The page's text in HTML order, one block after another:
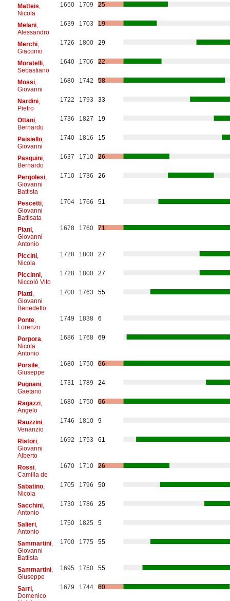
Matteis
Nicola
1650 1709 25
Melani,
Alessandro
1639 1703 19
Merchi,
Giacomo
1726 1800 29
Moratelli,
Sebastiano
1640 1706 22
Mossi,
Giovanni
1680 1742 58
Nardini,
Pietro
1722 1793 33
Ottani,
Bernardo
1736 1827 19
Paisiello,
Giovanni
1740 1816 15
Pasquini,
Bernardo
1637 1710 26
Pergolesi,
Giovanni
Battista
1710 1736 26
Pescetti,
Giovanni
Battisata
1704 1766 51
Piani,
Giovanni
Antonio
1678 1760 71
Piccini,
Nicola
1728 1800 27
Piccinni,
Niccolò Vito
1728 1800 27
Platti,
Giovanni
Benedetto
1700 1763 55
Ponte,
Lorenzo
1749 1838 6
Porpora
Nicola
Antonio
1686 1768 69
Porsile,
Giuseppe
1680 1750 66
Pugnani,
Gaetano
1731 1789 24
Ragazzi,
Angelo
1680 1750 66
Rauzzini,
Venanzio
1746 1810 9
Ristori,
Giovanni
Alberto
1692 1753 61
Rossi,
Camilla de
1670 1710 26
Sabatino,
Nicola
1705 1796 50
Sacchini,
Antonio
1730 1786 25
Salieri,
Antonio
1750 1825 5
Sammartini,
Giovanni
Battista
1700 1775 55
Sammartini,
Giuseppe
1695 1750 55
Sarri,
Domenico
1679 1744 60